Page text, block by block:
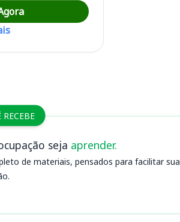
RECEBE
seja aprender.
de materiais, pensados para facilitar sua